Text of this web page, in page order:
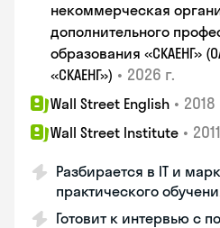
некоммерческая
дополнительного
образования «СКАЕНГ»
«СКАЕНГ») • 2026 г.
Wall Street English • 2018
Wall Street Institute •
Разбирается в IT и
практического
Готовит к интервью с